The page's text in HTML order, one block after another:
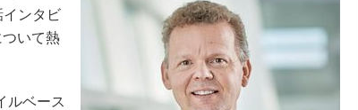
インタビ
ついて熱
ルベース